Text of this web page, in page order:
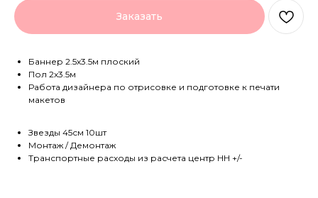
Заказать
Баннер 2.5х3.5м плоский
Пол 2х3.5м
Работа дизайнера по отрисовке и подготовке к печати
макетов
Звезды 45см 10шт
Монтаж / Демонтаж
Транспортные расходы из расчета центр НН +/-